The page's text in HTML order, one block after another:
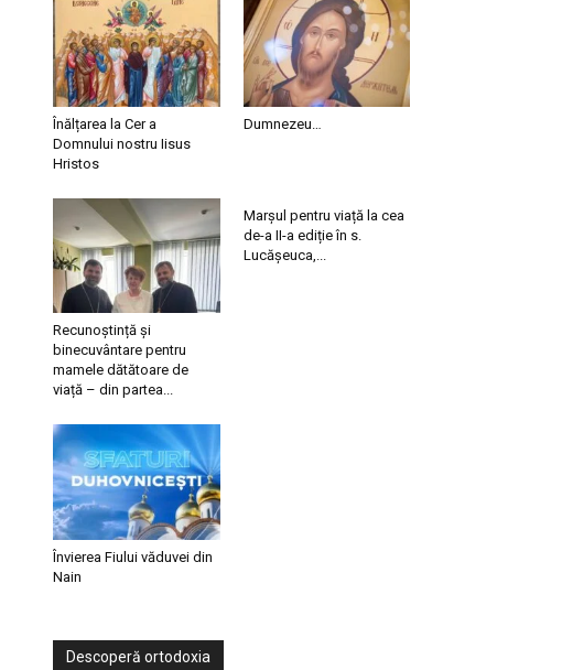
Înălțarea la Cer a
Domnului nostru Iisus
Hristos
Dumnezeu…
Recunoștință și
binecuvântare pentru
mamele dătătoare de
viață – din partea...
Marșul pentru viață la cea
de-a II-a ediție în s.
Lucășeuca,...
Învierea Fiului văduvei din
Nain
Descoperă ortodoxia